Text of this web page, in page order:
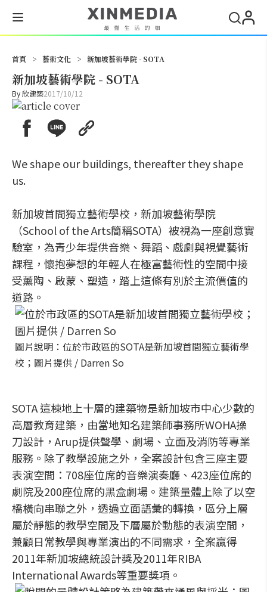
首頁 > 藝術文化 > 新加坡藝術學院 - SOTA
新加坡藝術學院 - SOTA
By欣建築2017/10/12
We shape our buildings, thereafter they shape
us.
新加坡首間獨立藝術學校，新加坡藝術學院
（School of the Arts簡稱SOTA）被視為一座創意實
驗室，為青少年提供音樂、舞蹈、戲劇與視覺藝術
課程，懷抱夢想的年輕人在極富藝術性的空間中接
受薰陶、啟蒙、塑造，踏上這條有別於主流價值的
道路。
圖片說明：位於市政區的SOTA是新加坡首間獨立藝術學
校；圖片提供 / Darren So
SOTA 這棟地上十層的建築物是新加坡市中心少數的
高層教育建築，由當地知名建築師事務所WOHA操
刀設計，Arup提供聲學、劇場、立面及消防等專業
服務。除了教學設施之外，全案設計包含三座主要
表演空間：708座位席的音樂演奏廳、423座位席的
劇院及200座位席的黑盒劇場。建築量體上除了以空
橋橫向串聯之外，透過立面語彙的轉換，區分上層
屬於靜態的教學空間及下層屬於動態的表演空間，
兼顧日常教學與專業演出的不同需求，全案贏得
2011年新加坡總統設計獎及2011年RIBA
International Awards等重要獎項。